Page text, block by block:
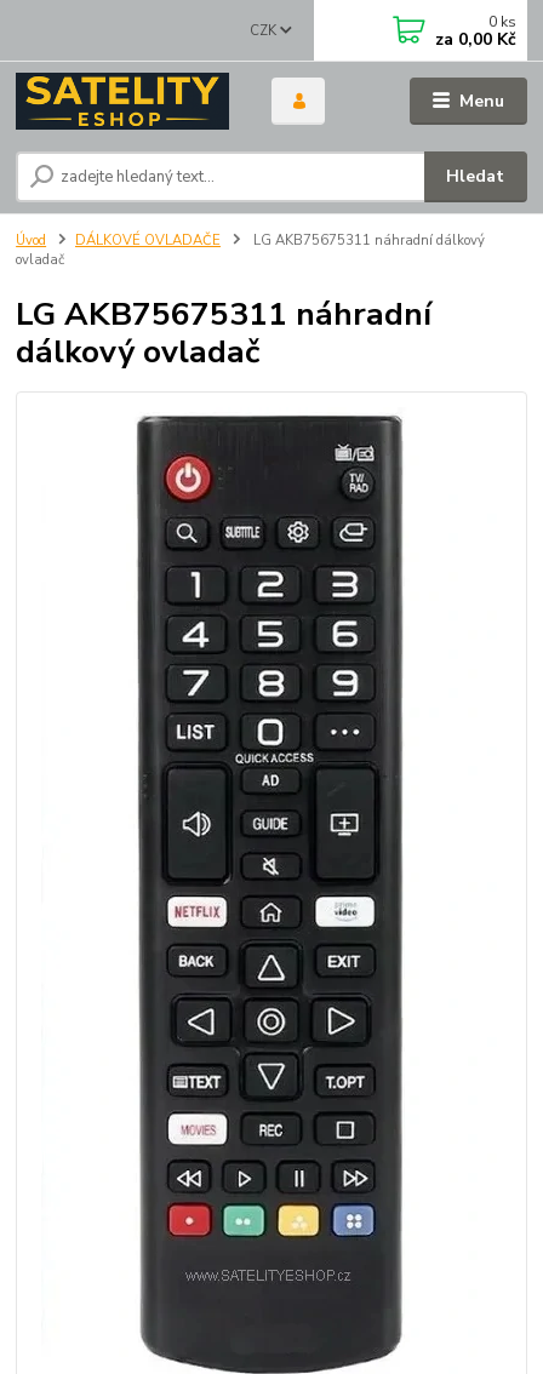
Menu
CZK
Hledat
0 ks
za 0,00 Kč
Úvod DÁLKOVÉ OVLADAČE
LG AKB75675311 náhradní dálkový
ovladač
LG AKB75675311 náhradní
dálkový ovladač